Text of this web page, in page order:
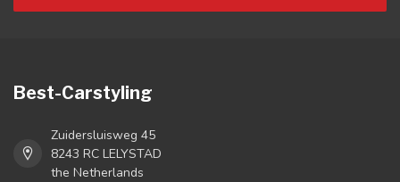
Best-Carstyling
Zuidersluisweg 45
8243 RC LELYSTAD
the Netherlands